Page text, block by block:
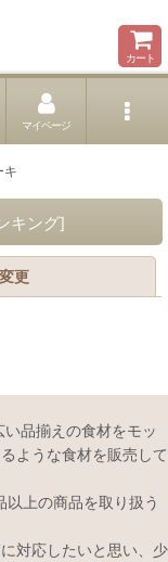
カート
マイページ
キ
キング]
更
品揃えの食材をモッ
ような食材を販売して
上の商品を取り扱う
対応したいと思い、少